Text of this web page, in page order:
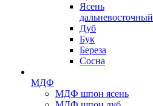
Ясень
дальневосточный
Дуб
Бук
Береза
Сосна
МДФ
МДФ шпон ясень